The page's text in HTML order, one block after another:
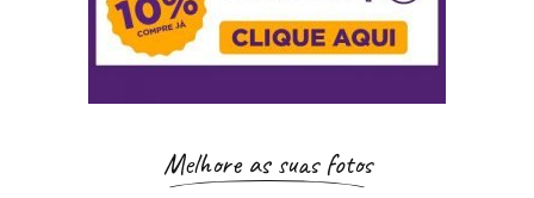
Melhore as suas fotos